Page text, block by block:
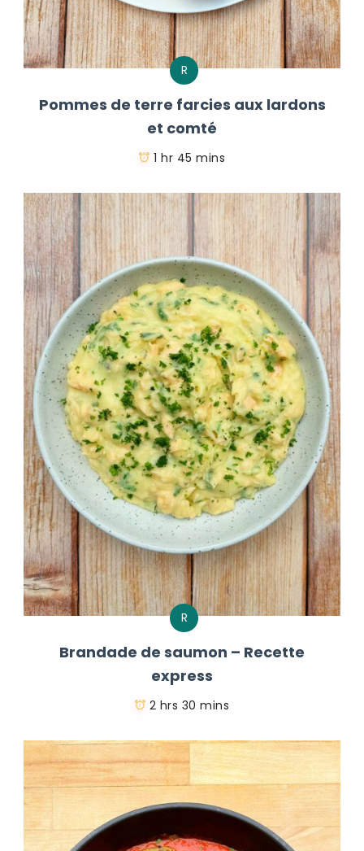
R
Pommes de terre farcies aux lardons
et comté
1 hr 45 mins
R
Brandade de saumon – Recette
express
2 hrs 30 mins